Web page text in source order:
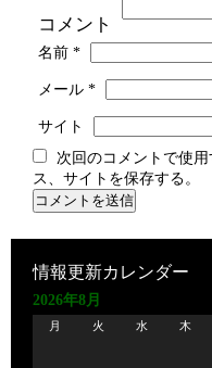
コメント
名前 *
メール *
サイト
次回のコメントで使
ス、サイトを保存する。
情報更新カレンダー
2026年8月
月 火 水 木